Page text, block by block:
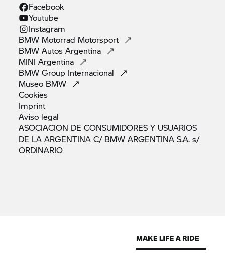
Facebook
Youtube
Instagram
BMW Motorrad Motorsport
BMW AutosArgentina
MINIArgentina
BMW Group Internacional
Museo BMW
Cookies
Imprint
Aviso legal
ASOCIACION DE CONSUMIDORES Y USUARIOS
DE LA ARGENTINA C/ BMW ARGENTINA S.A. s/
ORDINARIO